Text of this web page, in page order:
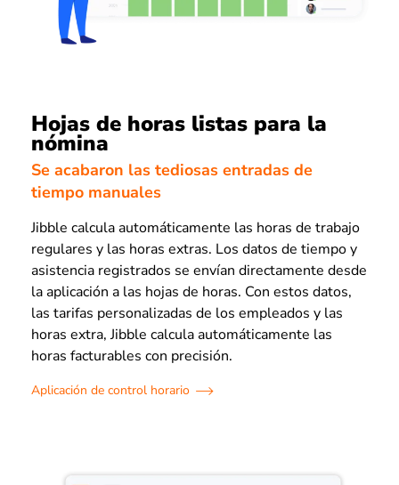
Hojas de horas listas para la
nómina
Se acabaron las tediosas entradas de
tiempo manuales
Jibble calcula automáticamente las horas de trabajo
regulares y las horas extras. Los datos de tiempo y
asistencia registrados se envían directamente desde
la aplicación a las hojas de horas. Con estos datos,
las tarifas personalizadas de los empleados y las
horas extra, Jibble calcula automáticamente las
horas facturables con precisión.
Aplicación de control horario